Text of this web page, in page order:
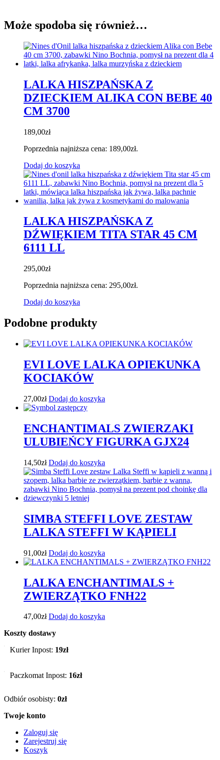
Może spodoba się również…
LALKA HISZPAŃSKA Z
DZIECKIEM ALIKA CON BEBE 40
CM 3700
189,00zł
Poprzednia najniższa cena: 189,00zł.
Dodaj do koszyka
LALKA HISZPAŃSKA Z
DŹWIĘKIEM TITA STAR 45 CM
6111 LL
295,00zł
Poprzednia najniższa cena: 295,00zł.
Dodaj do koszyka
Podobne produkty
EVI LOVE LALKA OPIEKUNKA
KOCIAKÓW
27,00zł Dodaj do koszyka
ENCHANTIMALS ZWIERZAKI
ULUBIEŃCY FIGURKA GJX24
14,50zł Dodaj do koszyka
SIMBA STEFFI LOVE ZESTAW
LALKA STEFFI W KĄPIELI
91,00zł Dodaj do koszyka
LALKA ENCHANTIMALS +
ZWIERZĄTKO FNH22
47,00zł Dodaj do koszyka
Koszty dostawy
Kurier Inpost: 19zł
Paczkomat Inpost: 16zł
Odbiór osobisty: 0zł
Twoje konto
Zaloguj się
Zarejestruj się
Koszyk